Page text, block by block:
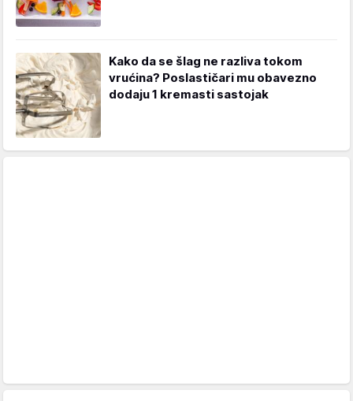
Kako da se šlag ne razliva tokom
vrućina? Poslastičari mu obavezno
dodaju 1 kremasti sastojak